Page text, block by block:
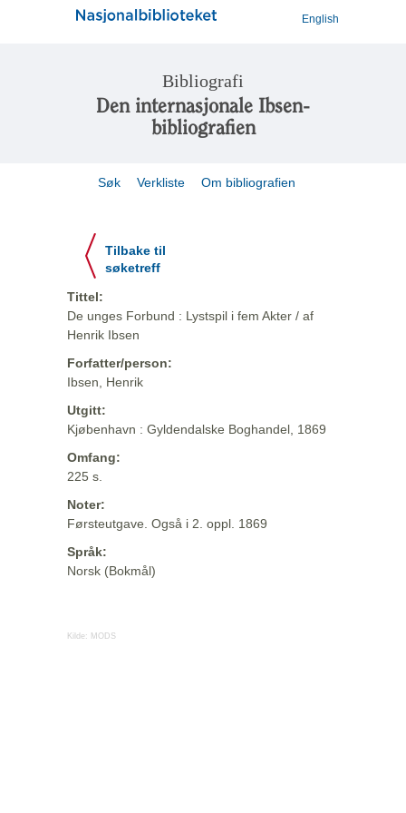
English
Bibliografi
Den internasjonale Ibsen-
bibliografien
Søk Verkliste Om bibliografien
Tilbake til
søketreff
Tittel:
De unges Forbund : Lystspil i fem Akter / af
Henrik Ibsen
Forfatter/person:
Ibsen, Henrik
Utgitt:
Kjøbenhavn : Gyldendalske Boghandel, 1869
Omfang:
225 s.
Noter:
Førsteutgave. Også i 2. oppl. 1869
Språk:
Norsk (Bokmål)
Kilde: MODS